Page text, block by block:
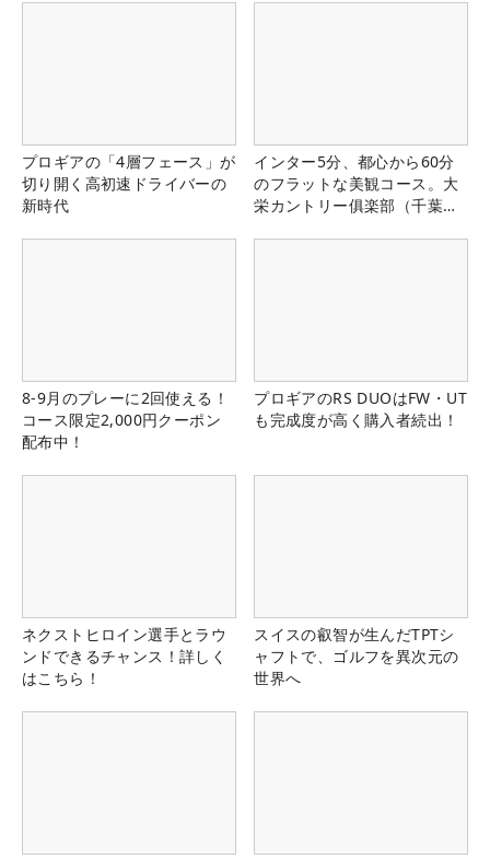
プロギアの「4層フェース」が
切り開く高初速ドライバーの
新時代
インター5分、都心から60分
のフラットな美観コース。大
栄カントリー俱楽部（千葉
8-9月のプレーに2回使える！
コース限定2,000円クーポン
配布中！
プロギアのRS DUOはFW・UT
も完成度が高く購入者続出！
ネクストヒロイン選手とラウ
ンドできるチャンス！詳しく
はこちら！
スイスの叡智が生んだTPTシ
ャフトで、ゴルフを異次元の
世界へ